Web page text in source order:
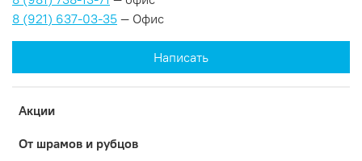
Акции
От шрамов и рубцов
8 (921) 637-03-35 — Офис
Написать